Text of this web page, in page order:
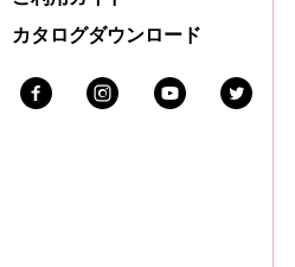
カタログダウンロード
Facebook InstagramYoutubeTwitter